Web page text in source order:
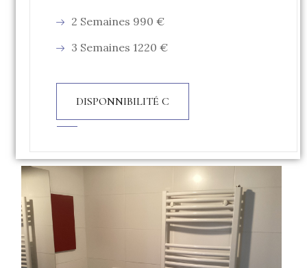
2 Semaines 990 €
3 Semaines 1220 €
DISPONNIBILITÉ C